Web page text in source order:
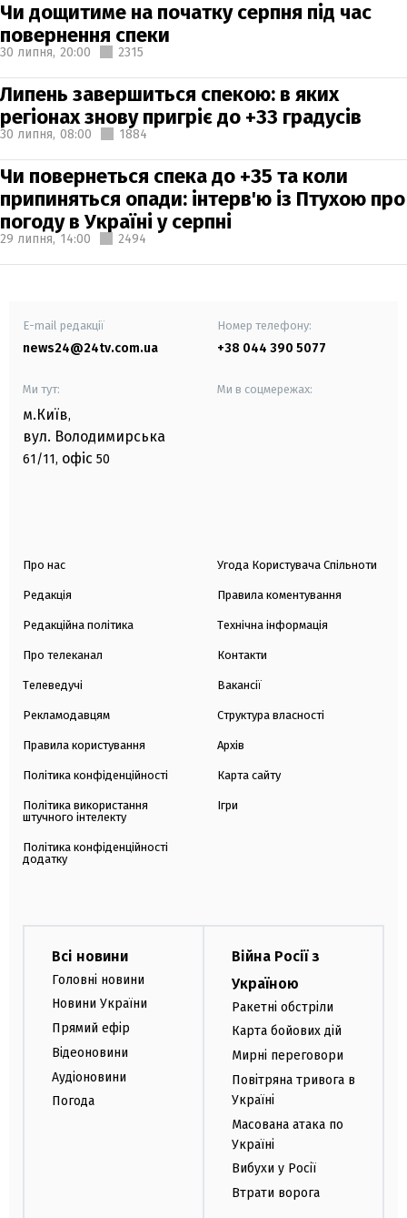
Чи дощитиме на початку серпня під час
повернення спеки
30 липня, 20:00 2315
Липень завершиться спекою: в яких
регіонах знову пригріє до +33 градусів
30 липня, 08:00 1884
Чи повернеться спека до +35 та коли
припиняться опади: інтерв'ю із Птухою про
погоду в Україні у серпні
29 липня, 14:00 2494
E-mail редакції
news24@24tv.com.ua
Номер телефону:
+38 044 390 5077
Ми тут:
м.Київ,
вул. Володимирська
61/11, офіс 50
Ми в соцмережах:
Про нас
Редакція
Редакційна політика
Про телеканал
Телеведучі
Рекламодавцям
Правила користування
Політика конфіденційності
Політика використання
штучного інтелекту
Політика конфіденційності
додатку
Угода Користувача Спільноти
Правила коментування
Технічна інформація
Контакти
Вакансії
Структура власності
Архів
Карта сайту
Ігри
Всі новини
Головні новини
Новини України
Прямий ефір
Відеоновини
Аудіоновини
Погода
Війна Росії з
Україною
Ракетні обстріли
Карта бойових дій
Мирні переговори
Повітряна тривога в
Україні
Масована атака по
Україні
Вибухи у Росії
Втрати ворога